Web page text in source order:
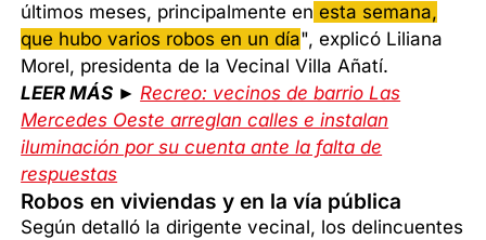
últimos meses, principalmente en esta semana,
que hubo varios robos en un día", explicó Liliana
Morel, presidenta de la Vecinal Villa Añatí.
LEER MÁS ►Recreo: vecinos de barrio Las
Mercedes Oeste arreglan calles e instalan
iluminación por su cuenta ante la falta de
respuestas
Robos en viviendas y en la vía pública
Según detalló la dirigente vecinal, los delincuentes